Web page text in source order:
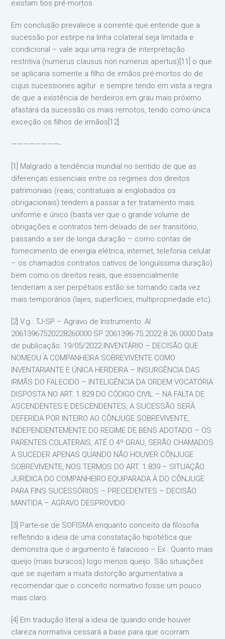
existam tios pré-mortos.
Em conclusão prevalece a corrente que entende que a
sucessão por estirpe na linha colateral seja limitada e
condicional – vale aqui uma regra de interpretação
restritiva (numerus clausus non numerus apertus)[11] o que
se aplicaria somente a filho de irmãos pré-mortos do de
cujus sucessiones agitur e sempre tendo em vista a regra
de que a existência de herdeiros em grau mais próximo
afastará da sucessão os mais remotos, tendo como única
exceção os filhos de irmãos[12].
————————-
[1] Malgrado a tendência mundial no sentido de que as
diferenças essenciais entre os regimes dos direitos
patrimoniais (reais, contratuais ai englobados os
obrigacionais) tendem a passar a ter tratamento mais
uniforme e único (basta ver que o grande volume de
obrigações e contratos tem deixado de ser transitório,
passando a ser de longa duração – como contas de
fornecimento de energia elétrica, internet, telefonia celular
– os chamados contratos cativos de longuíssima duração)
bem como os direitos reais, que essencialmente
tenderiam a ser perpétuos estão se tornando cada vez
mais temporários (lajes, superfícies, multipropriedade etc).
[2] V.g.: TJ-SP – Agravo de Instrumento: AI
20613967520228260000 SP 2061396-75.2022.8.26.0000 Data
de publicação: 19/05/2022 INVENTÁRIO – DECISÃO QUE
NOMEOU A COMPANHEIRA SOBREVIVENTE COMO
INVENTARIANTE E ÚNICA HERDEIRA – INSURGÊNCIA DAS
IRMÃS DO FALECIDO – INTELIGÊNCIA DA ORDEM VOCATÓRIA
DISPOSTA NO ART. 1.829 DO CÓDIGO CIVIL – NA FALTA DE
ASCENDENTES E DESCENDENTES, A SUCESSÃO SERÁ
DEFERIDA POR INTEIRO AO CÔNJUGE SOBREVIVENTE,
INDEPENDENTEMENTE DO REGIME DE BENS ADOTADO – OS
PARENTES COLATERAIS, ATÉ O 4º GRAU, SERÃO CHAMADOS
A SUCEDER APENAS QUANDO NÃO HOUVER CÔNJUGE
SOBREVIVENTE, NOS TERMOS DO ART. 1.839 – SITUAÇÃO
JURÍDICA DO COMPANHEIRO EQUIPARADA À DO CÔNJUGE
PARA FINS SUCESSÓRIOS – PRECEDENTES – DECISÃO
MANTIDA – AGRAVO DESPROVIDO
[3] Parte-se de SOFISMA enquanto conceito da filosofia
refletindo a ideia de uma constatação hipotética que
demonstra que o argumento é falacioso – Ex.: Quanto mais
queijo (mais buracos) logo menos queijo. São situações
que se sujeitam a muita distorção argumentativa a
recomendar que o conceito normativo fosse um pouco
mais claro..
[4] Em tradução literal a ideia de quando onde houver
clareza normativa cessará a base para que ocorram